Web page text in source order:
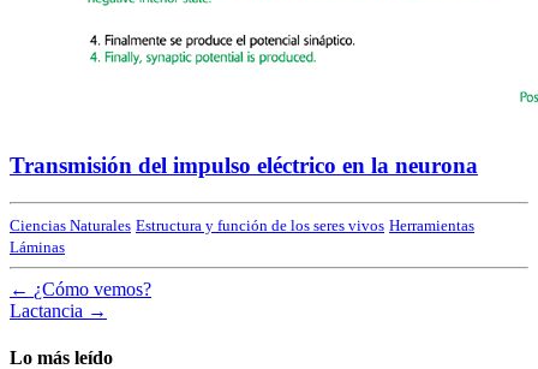
Transmisión del impulso eléctrico en la neurona
Ciencias Naturales Estructura y función de los seres vivos Herramientas
Láminas
← ¿Cómo vemos?
Lactancia →
Lo más leído